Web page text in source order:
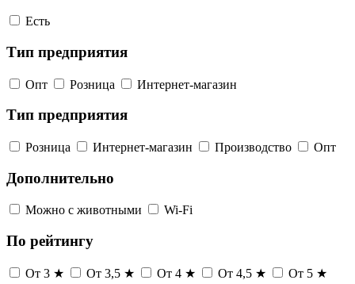
Есть
Тип предприятия
Опт Розница Интернет-магазин
Тип предприятия
Розница Интернет-магазин Производство Опт
Дополнительно
Можно с животными Wi-Fi
По рейтингу
От 3 ★ От 3,5 ★ От 4 ★ От 4,5 ★ От 5 ★